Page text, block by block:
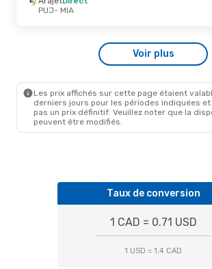
MIA- PUJ
- Ven. 11 Sept.
PUJ- MIA
Voir plus
Les prix affichés sur cette page étaient
derniers jours pour les périodes indiquées
pas un prix définitif. Veuillez noter que la
peuvent être modifiés.
Taux de conversion
1 CAD = 0.71 USD
1 USD = 1.4 CAD